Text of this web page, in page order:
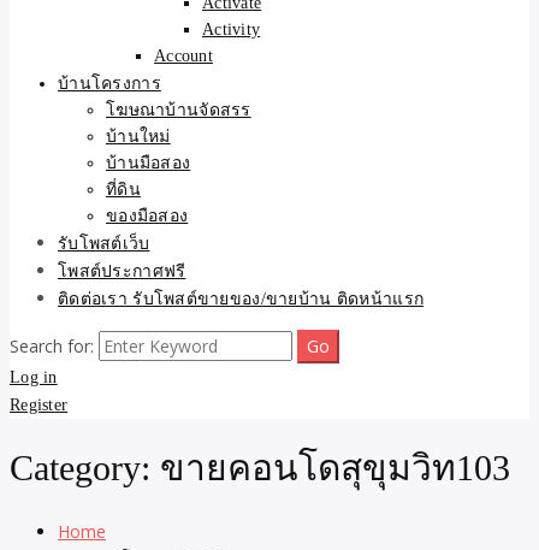
Activity
Account
บ้านโครงการ
โฆษณาบ้านจัดสรร
บ้านใหม่
บ้านมือสอง
ที่ดิน
ของมือสอง
รับโพสต์เว็บ
โพสต์ประกาศฟรี
ติดต่อเรา รับโพสต์ขายของ/ขายบ้าน ติดหน้าแรก
Search for:
Log in
Register
Category: ขายคอนโดสุขุมวิท103
Home